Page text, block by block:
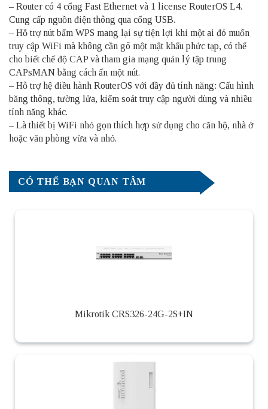
– Router có 4 cổng Fast Ethernet và 1 license RouterOS L4.
Cung cấp nguồn điện thông qua cổng USB.
– Hỗ trợ nút bấm WPS mang lại sự tiện lợi khi một ai đó muốn
truy cập WiFi mà không cần gõ một mật khẩu phức tạp, có thể
cho biết chế độ CAP và tham gia mạng quản lý tập trung
CAPsMAN bằng cách ấn một nút.
– Hỗ trợ hệ điều hành RouterOS với đầy đủ tính năng: Cấu hình
băng thông, tường lửa, kiểm soát truy cập người dùng và nhiều
tính năng khác.
– Là thiết bị WiFi nhỏ gọn thích hợp sử dụng cho căn hộ, nhà ở
hoặc văn phòng vừa và nhỏ.
CÓ THỂ BẠN QUAN TÂM
Mikrotik CRS326-24G-2S+IN